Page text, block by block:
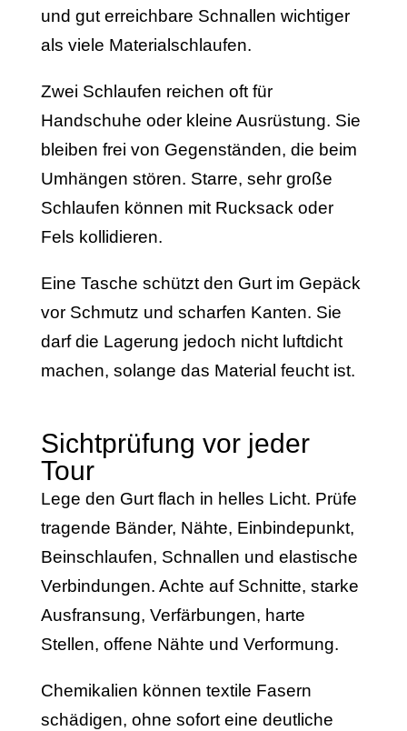
und gut erreichbare Schnallen wichtiger
als viele Materialschlaufen.
Zwei Schlaufen reichen oft für
Handschuhe oder kleine Ausrüstung. Sie
bleiben frei von Gegenständen, die beim
Umhängen stören. Starre, sehr große
Schlaufen können mit Rucksack oder
Fels kollidieren.
Eine Tasche schützt den Gurt im Gepäck
vor Schmutz und scharfen Kanten. Sie
darf die Lagerung jedoch nicht luftdicht
machen, solange das Material feucht ist.
Sichtprüfung vor jeder
Tour
Lege den Gurt flach in helles Licht. Prüfe
tragende Bänder, Nähte, Einbindepunkt,
Beinschlaufen, Schnallen und elastische
Verbindungen. Achte auf Schnitte, starke
Ausfransung, Verfärbungen, harte
Stellen, offene Nähte und Verformung.
Chemikalien können textile Fasern
schädigen, ohne sofort eine deutliche